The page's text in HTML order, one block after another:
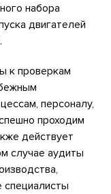
набора
двигателей
к проверкам
персоналу,
проходим
действует
случае аудиты
специалисты